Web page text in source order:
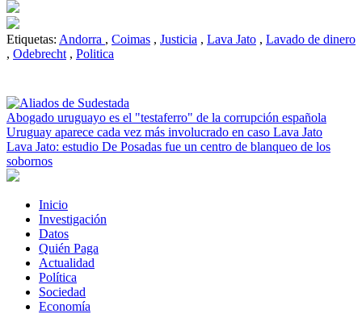
Etiquetas: Andorra , Coimas , Justicia , Lava Jato , Lavado de dinero
, Odebrecht , Politica
Abogado uruguayo es el "testaferro" de la corrupción española
Uruguay aparece cada vez más involucrado en caso Lava Jato
Lava Jato: estudio De Posadas fue un centro de blanqueo de los
sobornos
Inicio
Investigación
Datos
Quién Paga
Actualidad
Política
Sociedad
Economía